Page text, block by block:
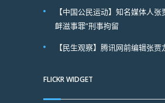
【中国公民运动】知名媒体人
衅滋事罪”刑事拘留
【民生观察】腾讯网前编辑张贾
FLICKR WIDGET